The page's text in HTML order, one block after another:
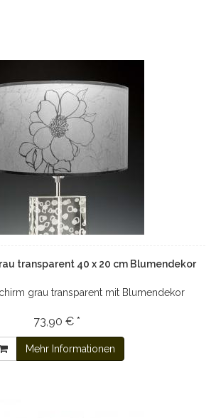
transparent 40 x 20 cm Blumendekor
grau transparent mit Blumendekor
73,90 € *
Mehr Informationen